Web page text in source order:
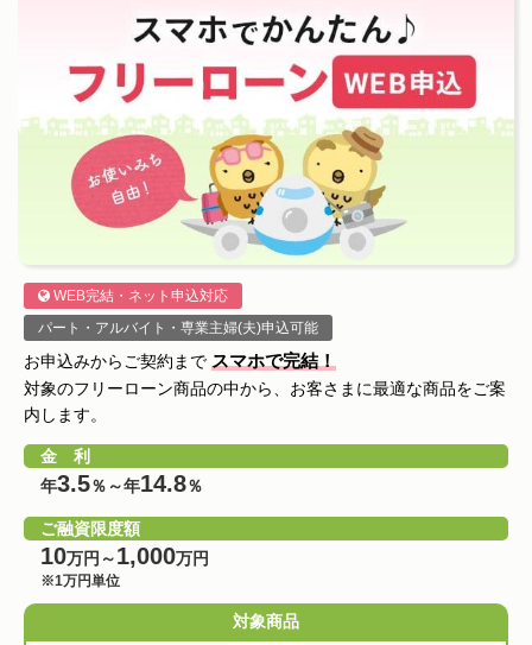
WEB完結・ネット申込対応
パート・アルバイト・専業主婦(夫)申込可能
お申込みからご契約まで スマホで完結！
対象のフリーローン商品の中から、お客さまに最適な商品をご案
内します。
金 利
年3.5％～年14.8％
ご融資限度額
10万円～1,000万円
※1万円単位
対象商品